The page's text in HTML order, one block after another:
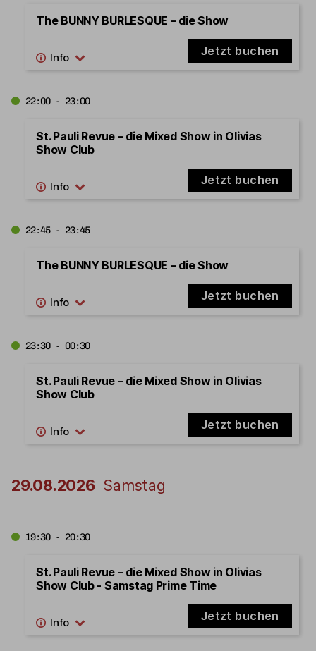
The BUNNY BURLESQUE – die Show
Jetzt buchen
22:00 - 23:00
St. Pauli Revue – die Mixed Show in Olivias
Show Club
Jetzt buchen
22:45 - 23:45
The BUNNY BURLESQUE – die Show
Jetzt buchen
23:30 - 00:30
St. Pauli Revue – die Mixed Show in Olivias
Show Club
Jetzt buchen
29.08.2026 Samstag
19:30 - 20:30
St. Pauli Revue – die Mixed Show in Olivias
Show Club - Samstag Prime Time
Jetzt buchen